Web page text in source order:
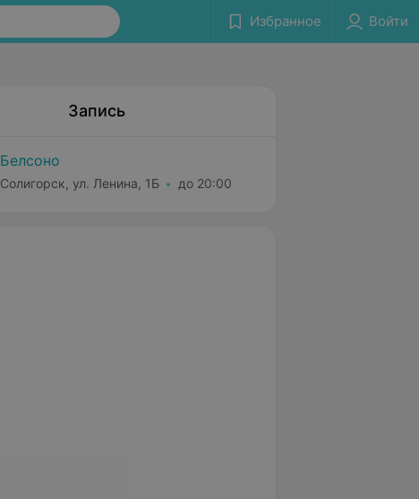
Избранное Войти
Запись
Белсоно
Солигорск, ул. Ленина, 1Б до 20:00